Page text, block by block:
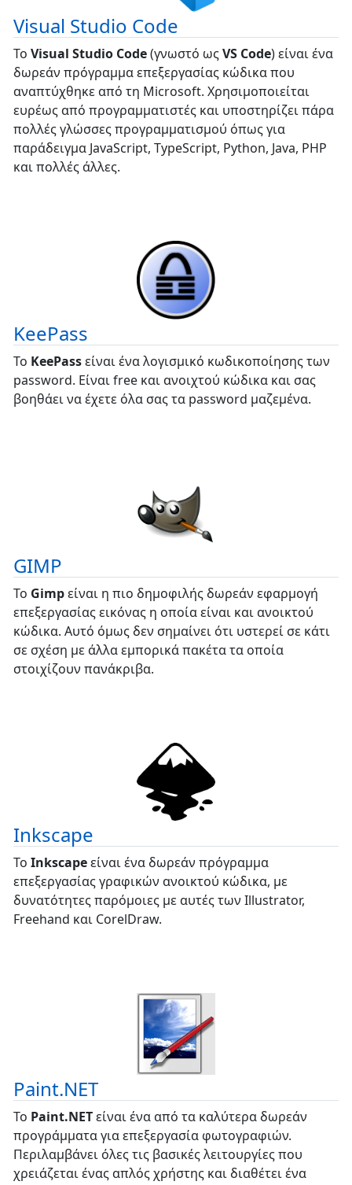
Visual Studio Code
Το Visual Studio Code(γνωστό ωςVS Code) είναι ένα
δωρεάν πρόγραμμα επεξεργασίας κώδικα που
αναπτύχθηκε από τη Microsoft. Χρησιμοποιείται
ευρέως από προγραμματιστές και υποστηρίζει πάρα
πολλές γλώσσες προγραμματισμού όπως για
παράδειγμα JavaScript, TypeScript, Python, Java, PHP
και πολλές άλλες.
KeePass
Το KeePassείναι ένα λογισμικό κωδικοποίησης των
password. Είναι free και ανοιχτού κώδικα και σας
βοηθάει να έχετε όλα σας τα password μαζεμένα.
GIMP
Το Gimpείναι η πιο δημοφιλής δωρεάν εφαρμογή
επεξεργασίας εικόνας η οποία είναι και ανοικτού
κώδικα. Αυτό όμως δεν σημαίνει ότι υστερεί σε κάτι
σε σχέση με άλλα εμπορικά πακέτα τα οποία
στοιχίζουν πανάκριβα.
Inkscape
Το Inkscapeείναι ένα δωρεάν πρόγραμμα
επεξεργασίας γραφικών ανοικτού κώδικα, με
δυνατότητες παρόμοιες με αυτές των Illustrator,
Freehand και CorelDraw.
Paint.NET
Το Paint.NETείναι ένα από τα καλύτερα δωρεάν
προγράμματα για επεξεργασία φωτογραφιών.
Περιλαμβάνει όλες τις βασικές λειτουργίες που
χρειάζεται ένας απλός χρήστης και διαθέτει ένα